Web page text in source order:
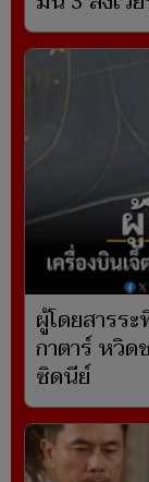
ผู้โดยสารร
กาตาร์ หวิด
ซิดนีย์